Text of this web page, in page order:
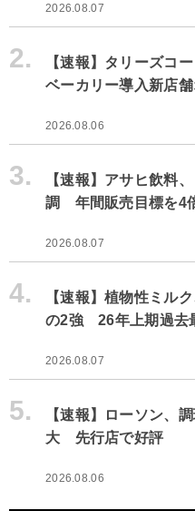
2026.08.07
2.
【速報】タリーズコ
ベーカリー導入新店
2026.08.06
3.
【速報】アサヒ飲料
調 年間販売目標を4
2026.08.07
4.
【速報】植物性ミル
の2強 26年上期過去
2026.08.07
5.
【速報】ローソン、
大 先行店で好評
2026.08.06